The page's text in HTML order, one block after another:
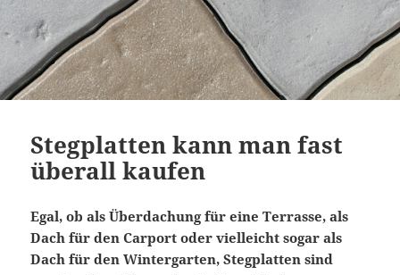
Stegplatten kann man fast
überall kaufen
Egal, ob als Überdachung für eine Terrasse, als
Dach für den Carport oder vielleicht sogar als
Dach für den Wintergarten, Stegplatten sind